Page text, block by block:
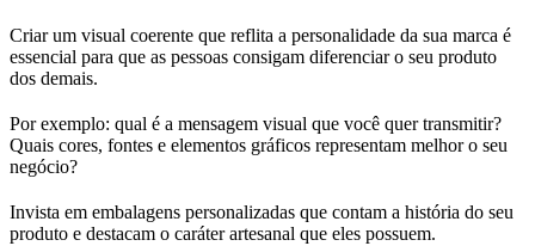
Criar um visual coerente que reflita a personalidade da sua marca é
essencial para que as pessoas consigam diferenciar o seu produto
dos demais.
Por exemplo: qual é a mensagem visual que você quer transmitir?
Quais cores, fontes e elementos gráficos representam melhor o seu
negócio?
Invista em embalagens personalizadas que contam a história do seu
produto e destacam o caráter artesanal que eles possuem.